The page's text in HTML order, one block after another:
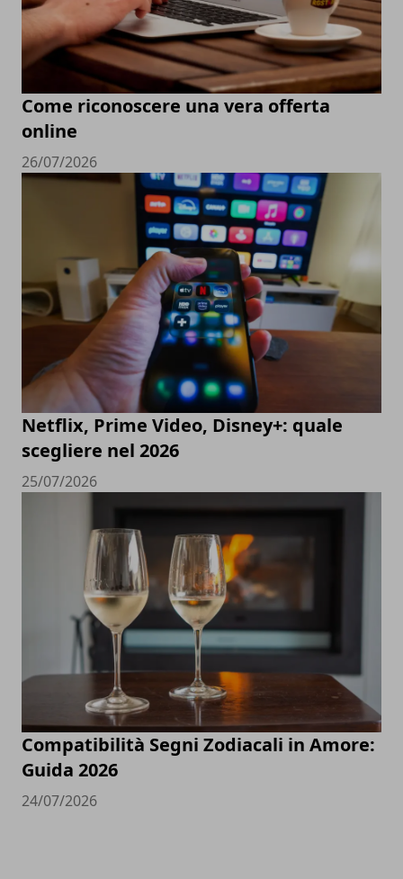
Come riconoscere una vera offerta
online
26/07/2026
Netflix, Prime Video, Disney+: quale
scegliere nel 2026
25/07/2026
Compatibilità Segni Zodiacali in Amore:
Guida 2026
24/07/2026